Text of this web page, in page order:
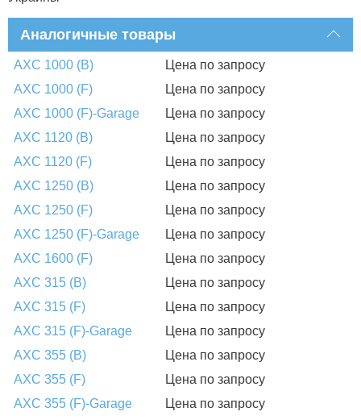
Аналогичные товары
AXC 1000 (B)
Цена по запросу
AXC 1000 (F)
Цена по запросу
AXC 1000 (F)-Garage
Цена по запросу
AXC 1120 (B)
Цена по запросу
AXC 1120 (F)
Цена по запросу
AXC 1250 (B)
Цена по запросу
AXC 1250 (F)
Цена по запросу
AXC 1250 (F)-Garage
Цена по запросу
AXC 1600 (F)
Цена по запросу
AXC 315 (B)
Цена по запросу
AXC 315 (F)
Цена по запросу
AXC 315 (F)-Garage
Цена по запросу
AXC 355 (B)
Цена по запросу
AXC 355 (F)
Цена по запросу
AXC 355 (F)-Garage
Цена по запросу